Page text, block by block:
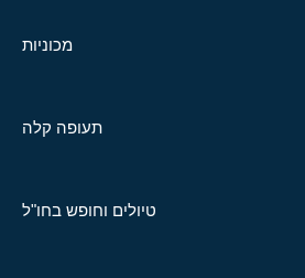
מכוניות
תעופה קלה
טיולים וחופש בחו"ל